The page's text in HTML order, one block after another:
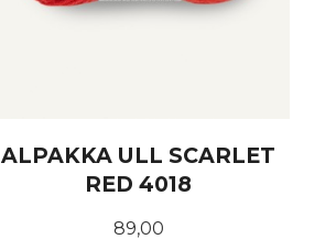
ALPAKKA ULL SCARLET
RED 4018
Pris
89,00